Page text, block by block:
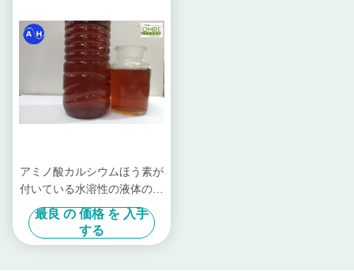
アミノ酸カルシウムほう素が
付いている水溶性の液体の葉
状スプレー肥料
最良 の 価格 を 入手
する